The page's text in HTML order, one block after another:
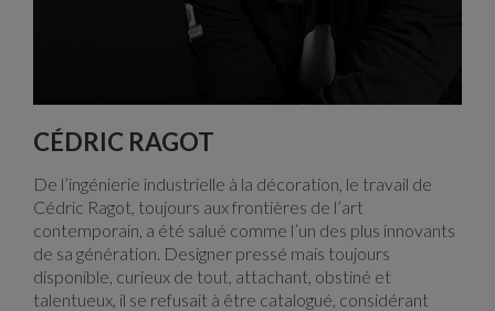
CÉDRIC RAGOT
De l’ingénierie industrielle à la décoration, le travail de
Cédric Ragot, toujours aux frontières de l’art
contemporain, a été salué comme l’un des plus innovants
de sa génération. Designer pressé mais toujours
disponible, curieux de tout, attachant, obstiné et
talentueux, il se refusait à être catalogué, considérant